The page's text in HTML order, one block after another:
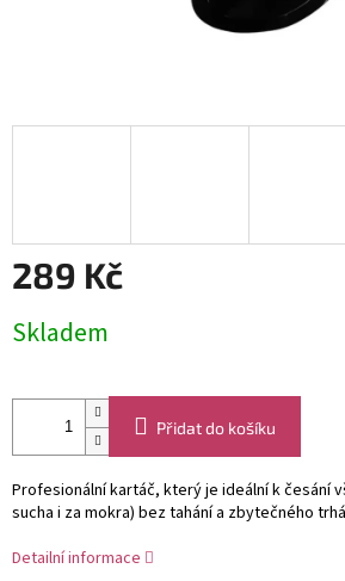
289 Kč
cena:
Skladem
Přidat do košíku
Profesionální kartáč, který je ideální k česání
sucha i za mokra) bez tahání a zbytečného
Detailní informace